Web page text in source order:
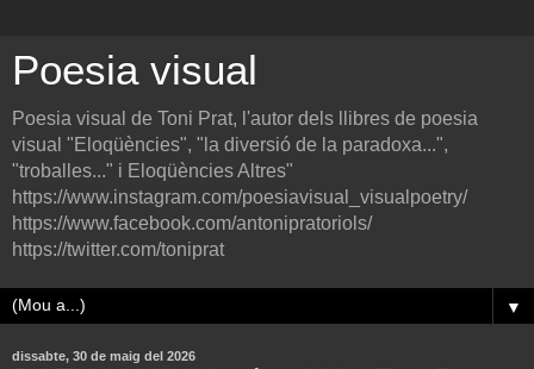
Poesia visual
Poesia visual de Toni Prat, l'autor dels llibres de poesia
visual "Eloqüències", "la diversió de la paradoxa...",
"troballes..." i Eloqüències Altres"
https://www.instagram.com/poesiavisual_visualpoetry/
https://www.facebook.com/antonipratoriols/
https://twitter.com/toniprat
▼
dissabte, 30 de maig del 2026